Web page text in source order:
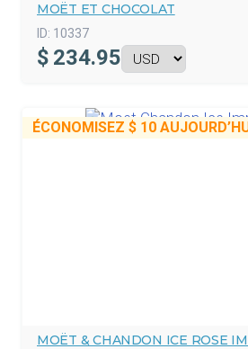
MOËT ET CHOCOLAT
ID: 10337
$ 234.95
ÉCONOMISEZ $ 10
MOËT & CHANDON ICE ROSE